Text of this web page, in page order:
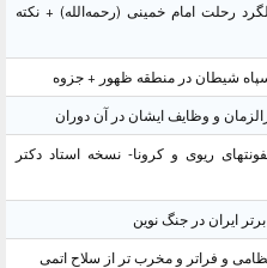
رحلت امام خمینی (رحمه‌الله) + نکته
شیطان در منطقه ظهور + جزوه
و وظایف ایشان در آن دوران
ریوی و کرونا- نسخه استاد دکتر
ایران در جنگ نوین
و فراتر و مخرب تر از سلاح اتمی